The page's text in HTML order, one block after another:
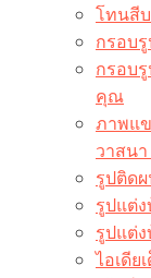
โทนสี
กรอบ
กรอบ
คุณ
ภาพแ
วาสน
รูปติด
รูปแต่
รูปแต่
ไอเดีย